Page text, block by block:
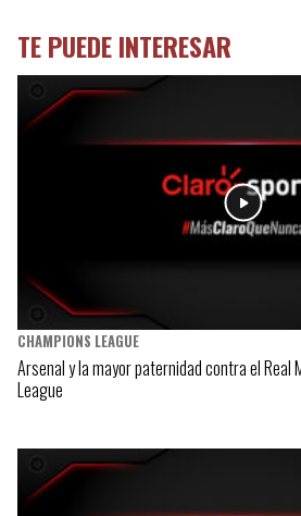
TE PUEDE INTERESAR
CHAMPIONS LEAGUE
Arsenal y la mayor paternidad contra el Real
League